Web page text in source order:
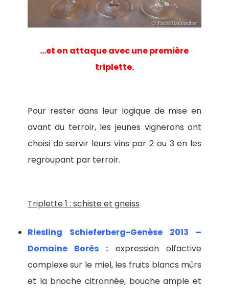
…et on attaque avec une première
triplette.
Pour rester dans leur logique de mise en
avant du terroir, les jeunes vignerons ont
choisi de servir leurs vins par 2 ou 3 en les
regroupant par terroir.
Triplette 1 : schiste et gneiss
Riesling Schieferberg-Genèse 2013 –
Domaine Borès : expression olfactive
complexe sur le miel, les fruits blancs mûrs
et la brioche citronnée, bouche ample et